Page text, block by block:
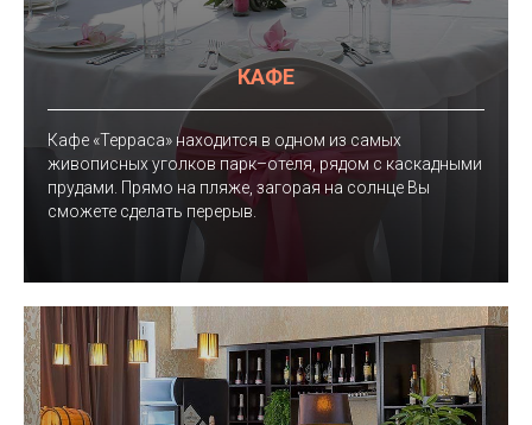
КАФЕ
Кафе «Терраса» находится в одном из самых
живописных уголков парк–отеля, рядом с каскадными
прудами. Прямо на пляже, загорая на солнце Вы
сможете сделать перерыв.